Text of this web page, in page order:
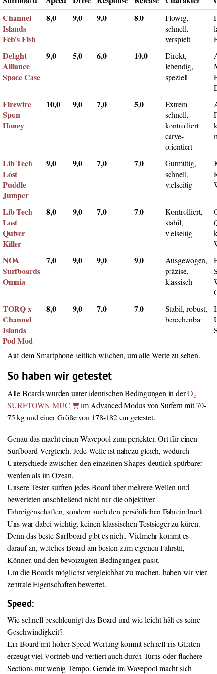
Channel
Islands
Feb's Fish
8,0 9,0 9,0 8,0
Flowig,
schnell,
verspielt
Delight
Alliance
Space Case
9,0 5,0 6,0 10,0
Direkt,
lebendig,
speziell
Firewire
Spun
Honey
10,0 9,0 7,0 5,0
Extrem
schnell,
kontrolliert,
carve-
orientiert
Lib Tech
Lost
Puddle
Jumper
9,0 9,0 7,0 7,0
Gutmütig,
schnell,
vielseitig
Lib Tech
Lost
Quiver
Killer
8,0 9,0 7,0 7,0
Kontrolliert,
stabil,
vielseitig
NOA
Surfboards
Omnia
7,0 9,0 9,0 9,0
Ausgewogen,
präzise,
klassisch
TORQ x
Channel
Islands
Pod Mod
8,0 9,0 7,0 7,0
Stabil, robust,
berechenbar
Auf dem Smartphone seitlich wischen, um alle Werte zu sehen.
So haben wir getestet
Alle Boards wurden unter identischen Bedingungen in derO₂
SURFTOWN MUC
im Advanced Modus von Surfern mit 70-
75 kg und einer Größe von 178-182 cm getestet.
Genau das macht einen Wavepool zum perfekten Ort für einen
Surfboard Vergleich. Jede Welle ist nahezu gleich, wodurch
Unterschiede zwischen den einzelnen Shapes deutlich spürbarer
werden als im Ozean.
Unsere Tester surften jedes Board über mehrere Wellen und
bewerteten anschließend nicht nur die objektiven
Fahreigenschaften, sondern auch den persönlichen Fahreindruck.
Uns war dabei wichtig, keinen klassischen Testsieger zu küren.
Denn das beste Surfboard gibt es nicht. Vielmehr kommt es
darauf an, welches Board am besten zum eigenen Fahrstil,
Können und den bevorzugten Bedingungen passt.
Um die Boards möglichst vergleichbar zu machen, haben wir vier
zentrale Eigenschaften bewertet.
Speed:
Wie schnell beschleunigt das Board und wie leicht hält es seine
Geschwindigkeit?
Ein Board mit hoher Speed Wertung kommt schnell ins Gleiten,
erzeugt viel Vortrieb und verliert auch durch Turns oder flachere
Sections nur wenig Tempo. Gerade im Wavepool macht sich